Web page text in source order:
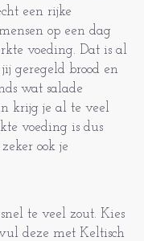
een rijke
op een dag
voeding. Dat is al
geregeld brood en
wat salade
krijg je al te veel
voeding is dus
ook je
te veel zout. Kies
deze met Keltisch